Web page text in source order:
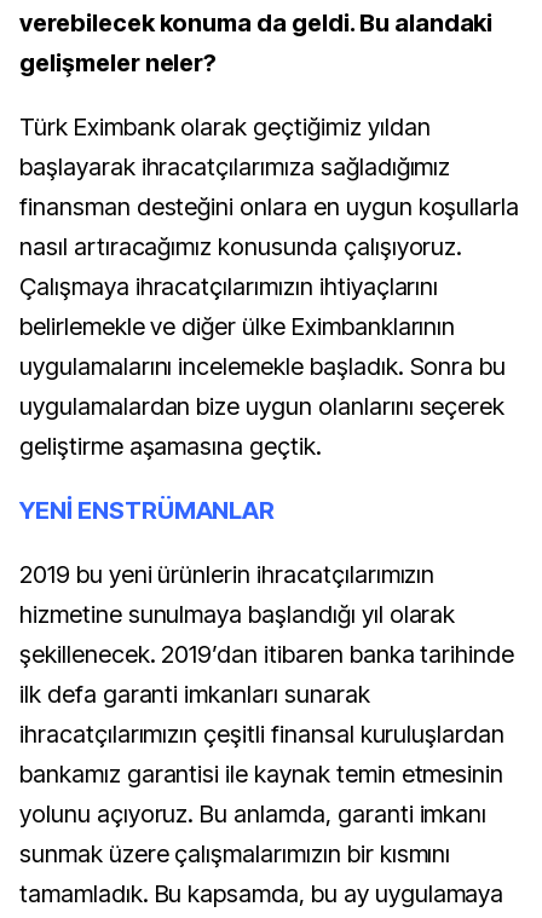
verebilecek konuma da geldi. Bu alandaki
gelişmeler neler?
Türk Eximbank olarak geçtiğimiz yıldan
başlayarak ihracatçılarımıza sağladığımız
finansman desteğini onlara en uygun koşullarla
nasıl artıracağımız konusunda çalışıyoruz.
Çalışmaya ihracatçılarımızın ihtiyaçlarını
belirlemekle ve diğer ülke Eximbanklarının
uygulamalarını incelemekle başladık. Sonra bu
uygulamalardan bize uygun olanlarını seçerek
geliştirme aşamasına geçtik.
YENİ ENSTRÜMANLAR
2019 bu yeni ürünlerin ihracatçılarımızın
hizmetine sunulmaya başlandığı yıl olarak
şekillenecek. 2019’dan itibaren banka tarihinde
ilk defa garanti imkanları sunarak
ihracatçılarımızın çeşitli finansal kuruluşlardan
bankamız garantisi ile kaynak temin etmesinin
yolunu açıyoruz. Bu anlamda, garanti imkanı
sunmak üzere çalışmalarımızın bir kısmını
tamamladık. Bu kapsamda, bu ay uygulamaya